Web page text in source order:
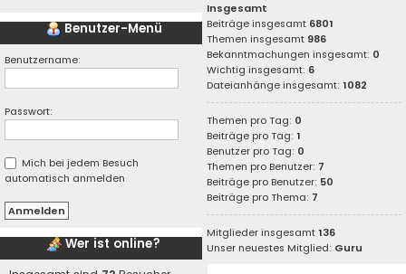
Benutzer-Menü
Benutzername:
Passwort:
Mich bei jedem Besuch
automatisch anmelden
Wer ist online?
Insgesamt
Beiträge insgesamt 6801
Themen insgesamt 986
Bekanntmachungen insgesamt: 0
Wichtig insgesamt: 6
Dateianhänge insgesamt:1082
Themen pro Tag: 0
Beiträge pro Tag:1
Benutzer pro Tag: 0
Themen pro Benutzer: 7
Beiträge pro Benutzer: 50
Beiträge pro Thema: 7
Mitglieder insgesamt136
Unser neuestes Mitglied: Guru